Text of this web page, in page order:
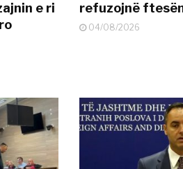
e ri
refuzojnë
04/08/2026